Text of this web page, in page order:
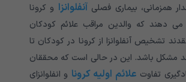
همزمانی، بیماری فصلی آنفلوانزا و کرونا
دهند که والدین مراقب علائم کودکان
تشخیص آنفلوانزا از کرونا در کودکان تا
مشکل باشد. این در حالی است که محققان
تفاوت علائم اولیه کرونا و انفلوانزای